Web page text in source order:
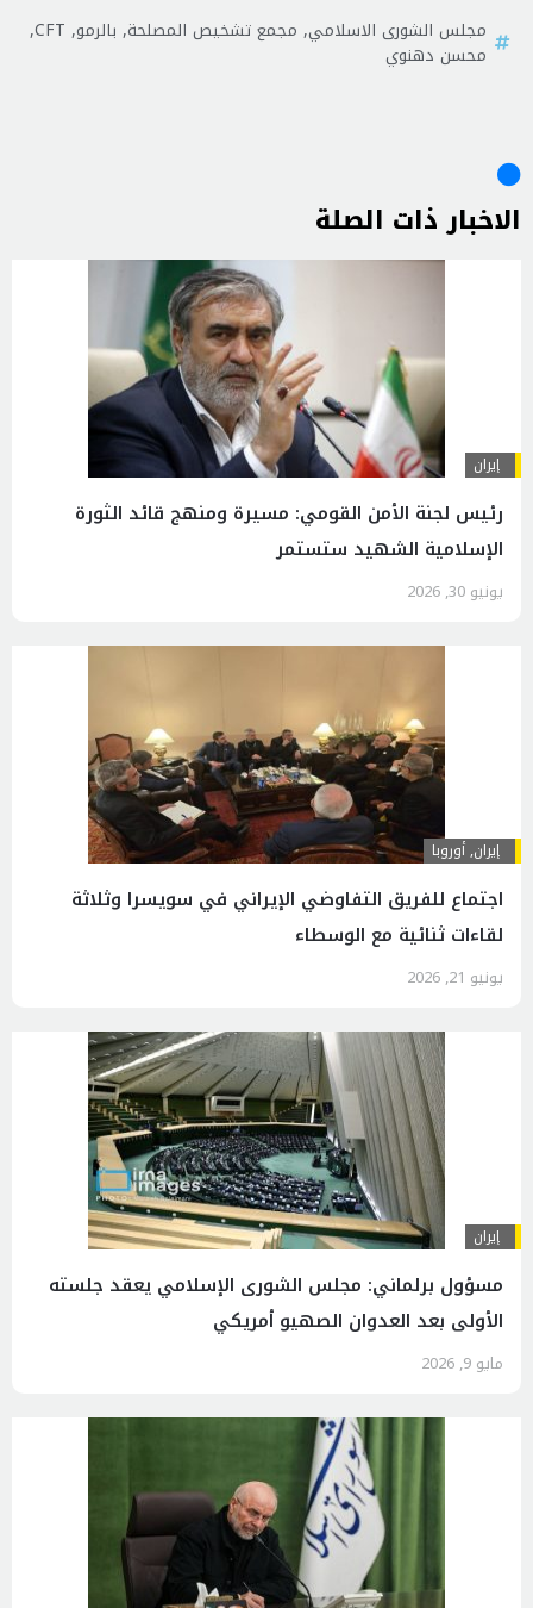
مجلس الشورى الاسلامي, مجمع تشخيص المصلحة, بالرمو,
CFT
,
محسن دهنوي
الاخبار ذات الصلة
إيران
رئيس لجنة الأمن القومي: مسيرة ومنهج قائد الثورة
الإسلامية الشهيد ستستمر
يونيو 30, 2026
إيران,أوروبا
اجتماع للفريق التفاوضي الإيراني في سويسرا وثلاثة
لقاءات ثنائية مع الوسطاء
يونيو 21, 2026
إيران
مسؤول برلماني: مجلس الشورى الإسلامي يعقد جلسته
الأولى بعد العدوان الصهيو أمريكي
مايو 9, 2026